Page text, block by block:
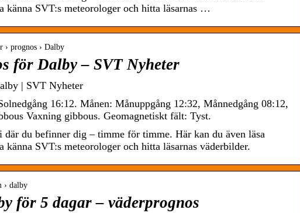
känna SVT:s meteorologer och hitta läsarnas …
› prognos › Dalby
för Dalby – SVT Nyheter
| SVT Nyheter
16:12. Månen: Månuppgång 12:32, Månnedgång 08:12,
Vaxning gibbous. Geomagnetiskt fält: Tyst.
där du befinner dig – timme för timme. Här kan du även läsa
känna SVT:s meteorologer och hitta läsarnas väderbilder.
› dalby
för 5 dagar – väderprognos